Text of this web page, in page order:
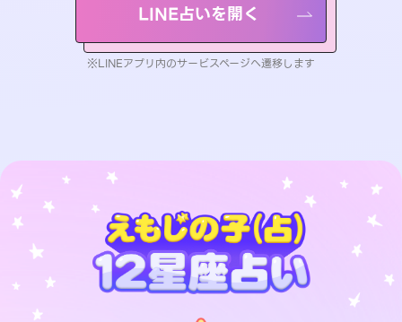
LINE占いを開く
※LINEアプリ内のサービスページへ遷移します